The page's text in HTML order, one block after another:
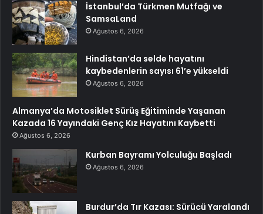
İstanbul’da Türkmen Mutfağı ve
SamsaLand
Ağustos 6, 2026
Hindistan’da selde hayatını
kaybedenlerin sayısı 61’e yükseldi
Ağustos 6, 2026
Almanya’da Motosiklet Sürüş Eğitiminde Yaşanan
Kazada 16 Yayındaki Genç Kız Hayatını Kaybetti
Ağustos 6, 2026
Kurban Bayramı Yolculuğu Başladı
Ağustos 6, 2026
Burdur’da Tır Kazası: Sürücü Yaralandı